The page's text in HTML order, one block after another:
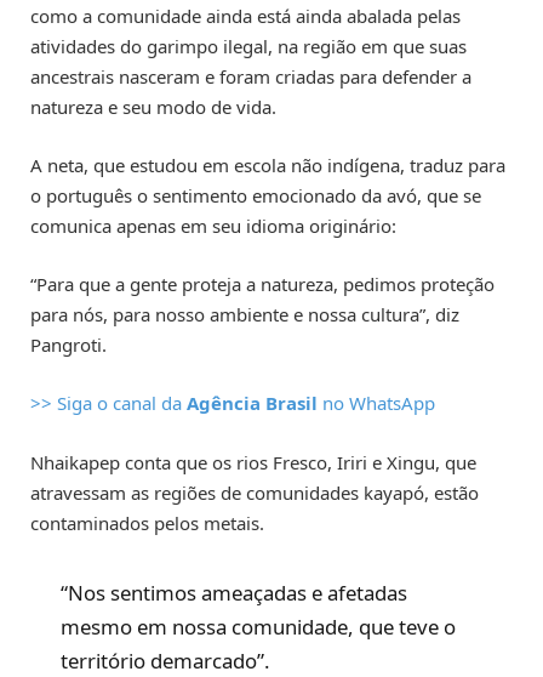
como a comunidade ainda está ainda abalada pelas
atividades do garimpo ilegal, na região em que suas
ancestrais nasceram e foram criadas para defender a
natureza e seu modo de vida.
A neta, que estudou em escola não indígena, traduz para
o português o sentimento emocionado da avó, que se
comunica apenas em seu idioma originário:
“Para que a gente proteja a natureza, pedimos proteção
para nós, para nosso ambiente e nossa cultura”, diz
Pangroti.
>> Siga o canal da Agência Brasil no WhatsApp
Nhaikapep conta que os rios Fresco, Iriri e Xingu, que
atravessam as regiões de comunidades kayapó, estão
contaminados pelos metais.
“Nos sentimos ameaçadas e afetadas
mesmo em nossa comunidade, que teve o
território demarcado”.